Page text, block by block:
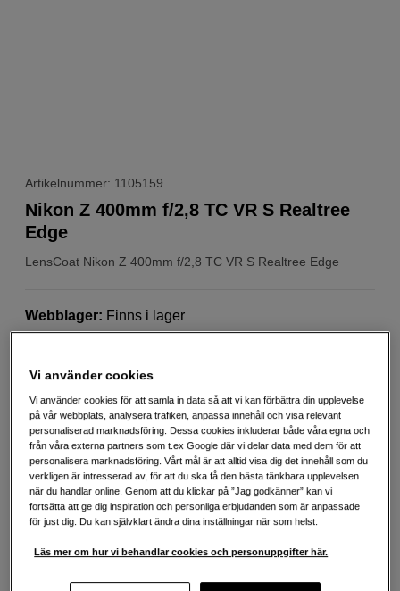
Artikelnummer: 1105159
LensCoat Nikon Z 400mm f/2,8 TC VR S Realtree Edge
Nikon Z 400mm f/2,8 TC VR S Realtree
Edge
Webblager: Finns i lager
1 690 SEK
Antal
Lägg i kundvagn
Delbetala från 88 SEK/mån via
Startavgift 579 SEK, aviavgift 45 SEK/mån tillkommer
Att låna kostar pengar! Om du inte kan betala tillbaka skulden i tid
Vi använder cookies
Vi använder cookies för att samla in data så att vi kan förbättra din upplevelse
på vår webbplats, analysera trafiken, anpassa innehåll och visa relevant
personaliserad marknadsföring. Dessa cookies inkluderar både våra egna och
från våra externa partners som t.ex Google där vi delar data med dem för att
personalisera marknadsföring. Vårt mål är att alltid visa dig det innehåll som du
verkligen är intresserad av, för att du ska få den bästa tänkbara upplevelsen
när du handlar online. Genom att du klickar på ”Jag godkänner” kan vi
fortsätta att ge dig inspiration och personliga erbjudanden som är anpassade
för just dig. Du kan självklart ändra dina inställningar när som helst.
Läs mer om hur vi behandlar cookies och personuppgifter här.